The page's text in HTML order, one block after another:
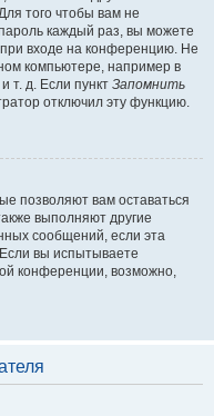
того чтобы вам не
каждый раз, вы можете
при входе на конференцию. Не
компьютере, например в
т. д. Если пункт Запомнить
отключил эту функцию.
позволяют вам оставаться
выполняют другие
сообщений, если эта
вы испытываете
конференции, возможно,